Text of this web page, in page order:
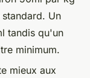
Un
tandis qu'un
minimum.
mieux aux